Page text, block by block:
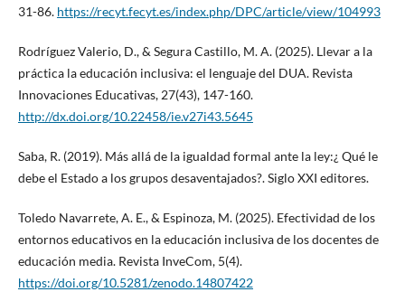
31-86. https://recyt.fecyt.es/index.php/DPC/article/view/104993
Rodríguez Valerio, D., & Segura Castillo, M. A. (2025). Llevar a la
práctica la educación inclusiva: el lenguaje del DUA. Revista
Innovaciones Educativas, 27(43), 147-160.
http://dx.doi.org/10.22458/ie.v27i43.5645
Saba, R. (2019). Más allá de la igualdad formal ante la ley:¿ Qué le
debe el Estado a los grupos desaventajados?. Siglo XXI editores.
Toledo Navarrete, A. E., & Espinoza, M. (2025). Efectividad de los
entornos educativos en la educación inclusiva de los docentes de
educación media. Revista InveCom, 5(4).
https://doi.org/10.5281/zenodo.14807422